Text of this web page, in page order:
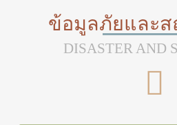
ข้อมูลภัยและ
DISASTER AND